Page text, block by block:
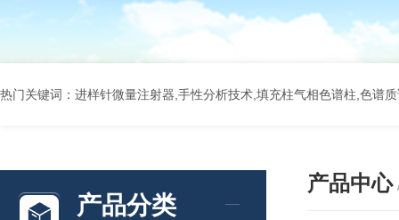
热门关键词：进样针微量注射器,手性分析技术,填充柱气相色谱柱,色谱
产品分类
产品中心